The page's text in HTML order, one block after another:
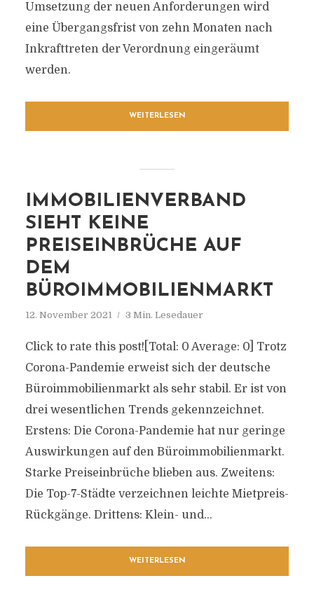
Umsetzung der neuen Anforderungen wird
eine Übergangsfrist von zehn Monaten nach
Inkrafttreten der Verordnung eingeräumt
werden.
WEITERLESEN
IMMOBILIENVERBAND
SIEHT KEINE
PREISEINBRÜCHE AUF
DEM
BÜROIMMOBILIENMARKT
12. November 2021 3 Min. Lesedauer
Click to rate this post![Total: 0 Average: 0] Trotz
Corona-Pandemie erweist sich der deutsche
Büroimmobilienmarkt als sehr stabil. Er ist von
drei wesentlichen Trends gekennzeichnet.
Erstens: Die Corona-Pandemie hat nur geringe
Auswirkungen auf den Büroimmobilienmarkt.
Starke Preiseinbrüche blieben aus. Zweitens:
Die Top-7-Städte verzeichnen leichte Mietpreis-
Rückgänge. Drittens: Klein- und...
WEITERLESEN